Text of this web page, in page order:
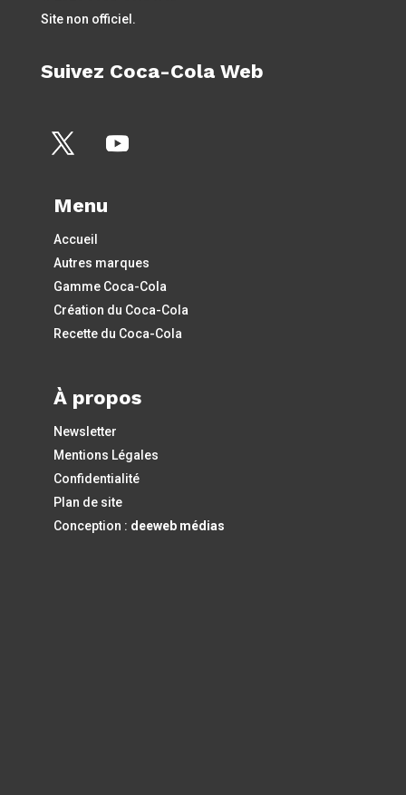
Site non officiel.
Suivez Coca-Cola Web
Menu
Accueil
Autres marques
Gamme Coca-Cola
Création du Coca-Cola
Recette du Coca-Cola
À propos
Newsletter
Mentions Légales
Confidentialité
Plan de site
Conception : deeweb médias